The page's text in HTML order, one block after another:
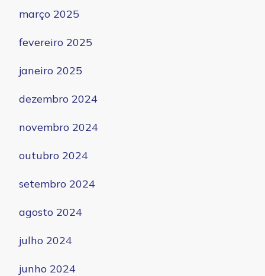
março 2025
fevereiro 2025
janeiro 2025
dezembro 2024
novembro 2024
outubro 2024
setembro 2024
agosto 2024
julho 2024
junho 2024